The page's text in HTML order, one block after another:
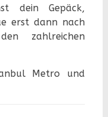
dein Gepäck,
erst dann nach
zahlreichen
Metro und